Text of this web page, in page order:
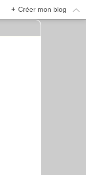
+ Créer mon blog